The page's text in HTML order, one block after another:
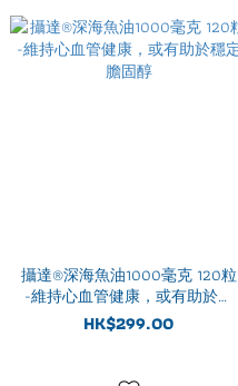
攝達®深海魚油1000毫克 120粒
-維持心血管健康，或有助於穩
定膽固醇
HK$299.00